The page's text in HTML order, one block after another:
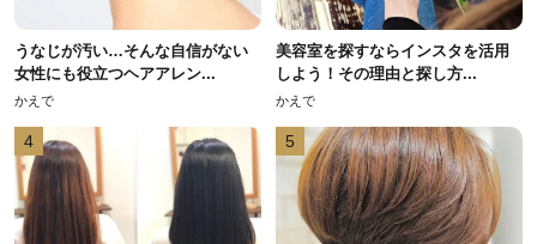
うなじが汚い…そんな自信がない
女性にも役立つヘアアレン...
かえで
美容室を探すならインスタを活用
しよう！その理由と探し方...
かえで
4 5